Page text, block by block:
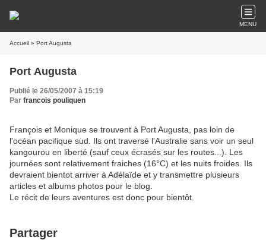
MENU
Accueil » Port Augusta
Port Augusta
Publié le 26/05/2007 à 15:19
Par francois pouliquen
François et Monique se trouvent à Port Augusta, pas loin de
l'océan pacifique sud. Ils ont traversé l'Australie sans voir un seul
kangourou en liberté (sauf ceux écrasés sur les routes...). Les
journées sont relativement fraiches (16°C) et les nuits froides. Ils
devraient bientot arriver à Adélaïde et y transmettre plusieurs
articles et albums photos pour le blog.
Le récit de leurs aventures est donc pour bientôt.
Partager